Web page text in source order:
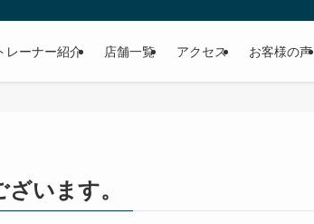
レーナー紹介 店舗一覧 アクセス お客様の声
います。